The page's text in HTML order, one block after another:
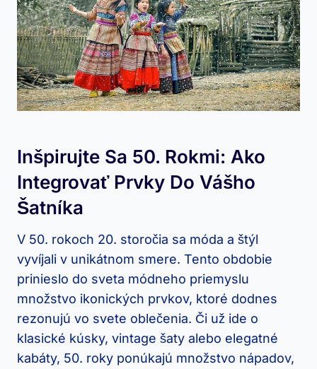
Inšpirujte Sa 50. Rokmi: Ako
Integrovať Prvky Do Vášho
Šatníka
V 50. rokoch 20. storočia sa móda a štýl
vyvíjali v unikátnom smere. Tento obdobie
prinieslo do sveta módneho priemyslu
množstvo ikonických prvkov, ktoré dodnes
rezonujú vo svete oblečenia. Či už ide o
klasické kúsky, vintage šaty alebo elegatné
kabáty, 50. roky ponúkajú množstvo nápadov,